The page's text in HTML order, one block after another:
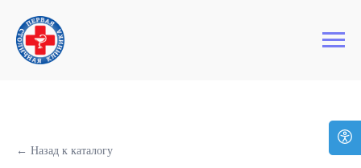
Первая Столичная Клиника
← Назад к каталогу